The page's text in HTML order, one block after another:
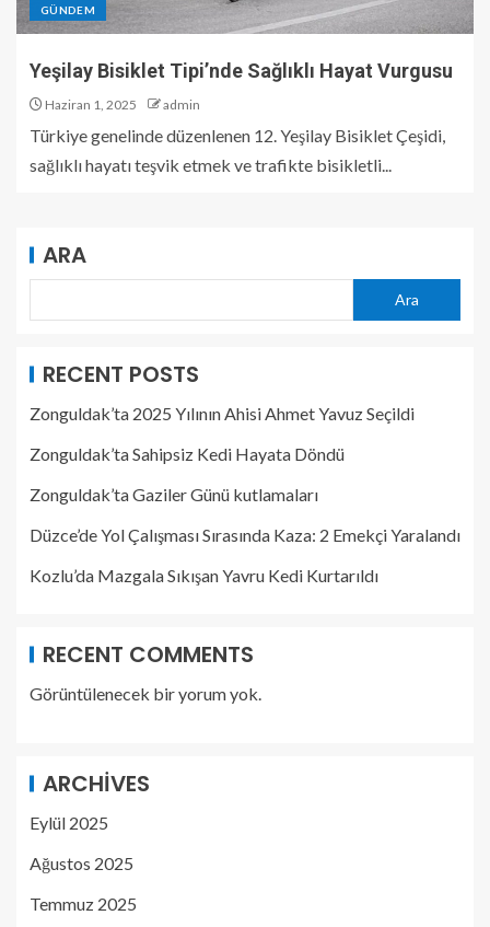
GÜNDEM
Yeşilay Bisiklet Tipi’nde Sağlıklı Hayat Vurgusu
Haziran 1, 2025 admin
Türkiye genelinde düzenlenen 12. Yeşilay Bisiklet Çeşidi,
sağlıklı hayatı teşvik etmek ve trafikte bisikletli...
ARA
Ara
RECENT POSTS
Zonguldak’ta 2025 Yılının Ahisi Ahmet Yavuz Seçildi
Zonguldak’ta Sahipsiz Kedi Hayata Döndü
Zonguldak’ta Gaziler Günü kutlamaları
Düzce’de Yol Çalışması Sırasında Kaza: 2 Emekçi Yaralandı
Kozlu’da Mazgala Sıkışan Yavru Kedi Kurtarıldı
RECENT COMMENTS
Görüntülenecek bir yorum yok.
ARCHIVES
Eylül 2025
Ağustos 2025
Temmuz 2025